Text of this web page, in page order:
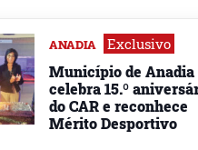
ANADIA Exclusivo
Município de Anadia
celebra 15.º
do CAR e reconhece
Mérito Desportivo